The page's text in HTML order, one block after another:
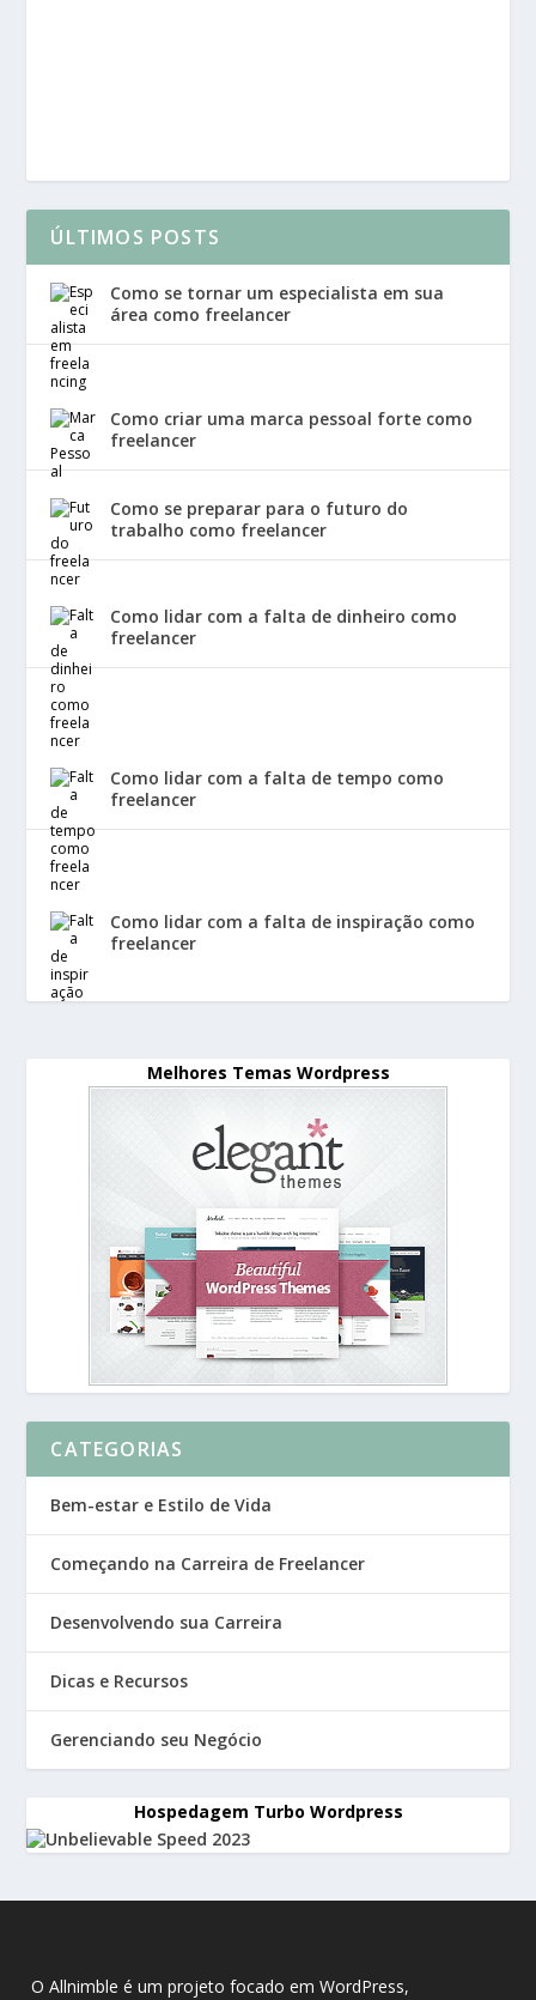
ÚLTIMOS POSTS
Como se tornar um especialista em sua
área como freelancer
Como criar uma marca pessoal forte como
freelancer
Como se preparar para o futuro do
trabalho como freelancer
Como lidar com a falta de dinheiro como
freelancer
Como lidar com a falta de tempo como
freelancer
Como lidar com a falta de inspiração como
freelancer
Melhores Temas Wordpress
CATEGORIAS
Bem-estar e Estilo de Vida
Começando na Carreira de Freelancer
Desenvolvendo sua Carreira
Dicas e Recursos
Gerenciando seu Negócio
Hospedagem Turbo Wordpress
O Allnimble é um projeto focado em WordPress,